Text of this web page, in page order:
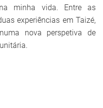
minha vida. Entre as
experiências em Taizé,
nova perspetiva de